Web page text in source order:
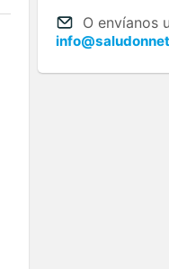
O envíanos